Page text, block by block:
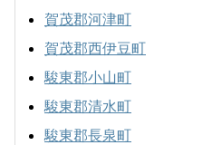
賀茂郡河津町
賀茂郡西伊豆町
駿東郡小山町
駿東郡清水町
駿東郡長泉町